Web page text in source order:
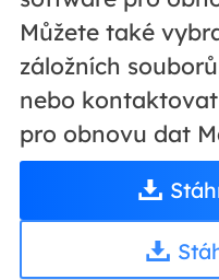
Můžete také
záložních
nebo
pro obnovu dat